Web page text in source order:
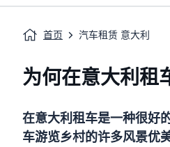
首页 汽车租赁 意大利
为何在意大利租
在意大利租车是一种很好
车游览乡村的许多风景优